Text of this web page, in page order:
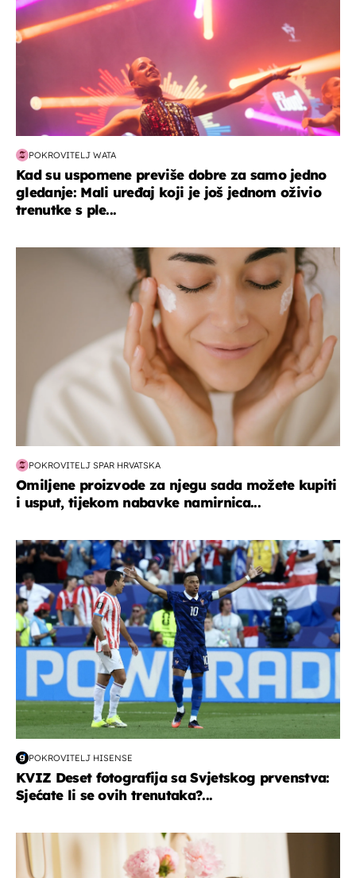
POKROVITELJ WATA
Kad su uspomene previše dobre za samo jedno
gledanje: Mali uređaj koji je još jednom oživio
trenutke s ple...
moda & ljepota
POKROVITELJ SPAR HRVATSKA
Omiljene proizvode za njegu sada možete kupiti
i usput, tijekom nabavke namirnica...
svjetsko prvenstvo 2026
POKROVITELJ HISENSE
KVIZ Deset fotografija sa Svjetskog prvenstva:
Sjećate li se ovih trenutaka?...
moda & ljepota